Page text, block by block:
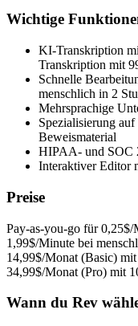
Wichtige
KI-Transkription
Transkription mit
Schnelle
menschlich in 2
Mehrsprachige
Spezialisierung
Beweismaterial
HIPAA- und SOC
Interaktiver Editor
Preise
Pay-as-you-go für
1,99$/Minute bei
14,99$/Monat (Basic)
34,99$/Monat (Pro) mit
Wann du Rev